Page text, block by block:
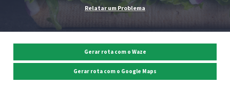
Relatar um Problema
Gerar rota com o Waze
Gerar rota com o Google Maps